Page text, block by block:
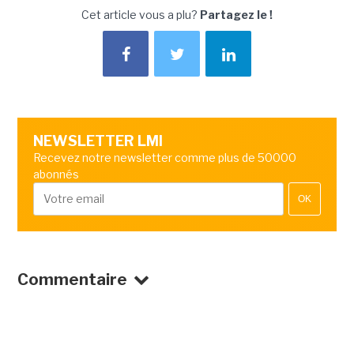
Cet article vous a plu? Partagez le !
NEWSLETTER LMI
Recevez notre newsletter comme plus de 50000
abonnés
OK
Commentaire